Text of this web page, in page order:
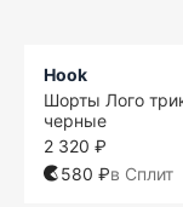
Hook
Шорты Лого
черные
2 320 ₽
580 ₽в Сплит